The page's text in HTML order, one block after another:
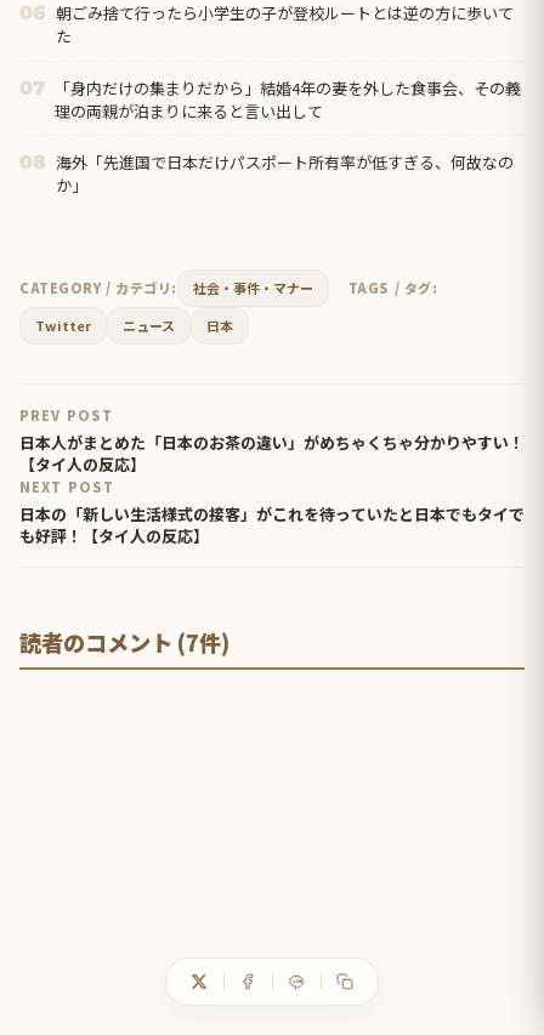
06 朝ごみ捨て行ったら小学生の子が登校ルートとは逆の方に歩いて
た
07
「身内だけの集まりだから」結婚4年の妻を外した食事会、その義
理の両親が泊まりに来ると言い出して
08 海外「先進国で日本だけパスポート所有率が低すぎる、何故なの
か」
CATEGORY / カテゴリ: 社会・事件・マナー
TAGS / タグ:
Twitter
ニュース 日本
PREV POST
日本人がまとめた「日本のお茶の違い」がめちゃくちゃ分かりやすい！
【タイ人の反応】
NEXT POST
日本の「新しい生活様式の接客」がこれを待っていたと日本でもタイで
も好評！【タイ人の反応】
読者のコメント (7件)